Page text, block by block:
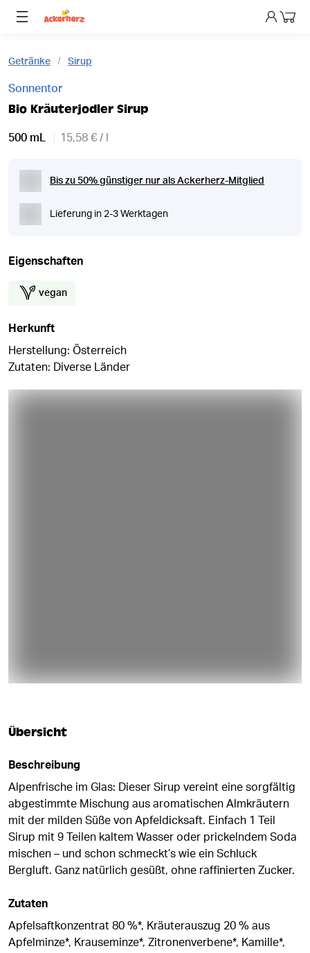
Dein
Getränke Sirup
Sonnentor
Bio Kräuterjodler Sirup
500 mL 15,58 € / l
Bis zu 50% günstiger nur als Ackerherz-Mitglied
Lieferung in 2-3 Werktagen
Eigenschaften
vegan
Herkunft
Herstellung: Österreich
Zutaten: Diverse Länder
Übersicht
Beschreibung
Alpenfrische im Glas: Dieser Sirup vereint eine sorgfältig
abgestimmte Mischung aus aromatischen Almkräutern
mit der milden Süße von Apfeldicksaft. Einfach 1 Teil
Sirup mit 9 Teilen kaltem Wasser oder prickelndem Soda
mischen – und schon schmeckt’s wie ein Schluck
Bergluft. Ganz natürlich gesüßt, ohne raffinierten Zucker.
Zutaten
Apfelsaftkonzentrat 80 %*, Kräuterauszug 20 % aus
Apfelminze*, Krauseminze*, Zitronenverbene*, Kamille*,